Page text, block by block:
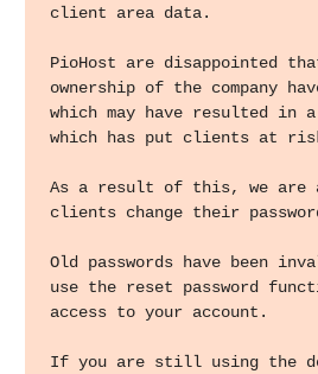
client area data.
PioHost are disappointed
ownership of the company
which may have resulted in
which has put clients at
As a result of this, we are
clients change their
Old passwords have been
use the reset password
access to your account.
If you are still using the